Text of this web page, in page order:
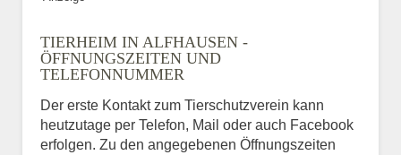
TIERHEIM IN ALFHAUSEN -
ÖFFNUNGSZEITEN UND
TELEFONNUMMER
Der erste Kontakt zum Tierschutzverein kann
heutzutage per Telefon, Mail oder auch Facebook
erfolgen. Zu den angegebenen Öffnungszeiten